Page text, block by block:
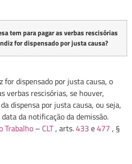
tem para pagar as verbas rescisórias
for dispensado por justa causa?
for dispensado por justa causa, o
verbas rescisórias, se houver,
dispensa por justa causa, ou seja,
da notificação da demissão.
Trabalho – CLT, arts.433 e477 , §